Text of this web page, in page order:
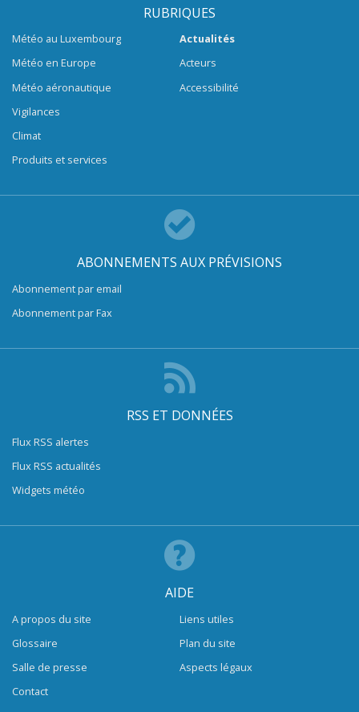
RUBRIQUES
Météo au Luxembourg
Météo en Europe
Météo aéronautique
Vigilances
Climat
Produits et services
Actualités
Acteurs
Accessibilité
ABONNEMENTS AUX PRÉVISIONS
Abonnement par email
Abonnement par Fax
RSS ET DONNÉES
Flux RSS alertes
Flux RSS actualités
Widgets météo
AIDE
A propos du site
Glossaire
Salle de presse
Contact
Liens utiles
Plan du site
Aspects légaux